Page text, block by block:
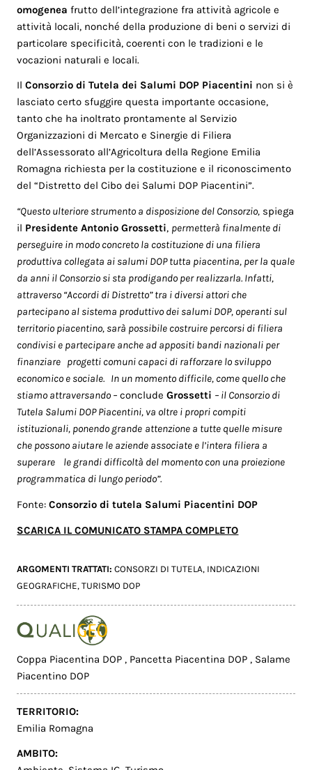
omogenea frutto dell’integrazione fra attività agricole e
attività locali, nonché della produzione di beni o servizi di
particolare specificità, coerenti con le tradizioni e le
vocazioni naturali e locali.
IlConsorzio di Tutela dei Salumi DOP Piacentini non si è
lasciato certo sfuggire questa importante occasione,
tanto che ha inoltrato prontamente al Servizio
Organizzazioni di Mercato e Sinergie di Filiera
dell’Assessorato all’Agricoltura della Regione Emilia
Romagna richiesta per la costituzione e il riconoscimento
del “Distretto del Cibo dei Salumi DOP Piacentini”.
“Questo ulteriore strumento a disposizione del Consorzio, spiega
il Presidente Antonio Grossetti, permetterà finalmente di
perseguire in modo concreto la costituzione di una filiera
produttiva collegata ai salumi DOP tutta piacentina, per la quale
da anni il Consorzio si sta prodigando per realizzarla. Infatti,
attraverso “Accordi di Distretto” tra i diversi attori che
partecipano al sistema produttivo dei salumi DOP, operanti sul
territorio piacentino, sarà possibile costruire percorsi di filiera
condivisi e partecipare anche ad appositi bandi nazionali per
finanziare progetti comuni capaci di rafforzare lo sviluppo
economico e sociale. In un momento difficile, come quello che
stiamo attraversando – concludeGrossetti – il Consorzio di
Tutela Salumi DOP Piacentini, va oltre i propri compiti
istituzionali, ponendo grande attenzione a tutte quelle misure
che possono aiutare le aziende associate e l’intera filiera a
superare le grandi difficoltà del momento con una proiezione
programmatica di lungo periodo”.
Fonte:Consorzio di tutela Salumi Piacentini DOP
SCARICA IL COMUNICATO STAMPA COMPLETO
ARGOMENTI TRATTATI:CONSORZI DI TUTELA, INDICAZIONI
GEOGRAFICHE,TURISMO DOP
Coppa Piacentina DOP, Pancetta Piacentina DOP, Salame
Piacentino DOP
TERRITORIO:
Emilia Romagna
AMBITO: